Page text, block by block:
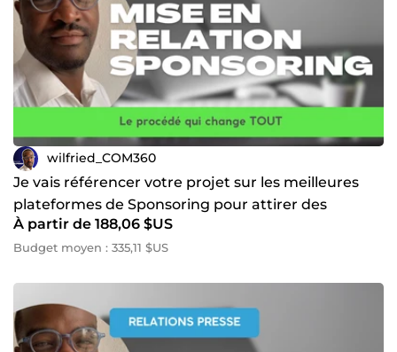
wilfried_COM360
Je vais référencer votre projet sur les meilleures
plateformes de Sponsoring pour attirer des
marques
À partir de 188,06 $US
Budget moyen : 335,11 $US